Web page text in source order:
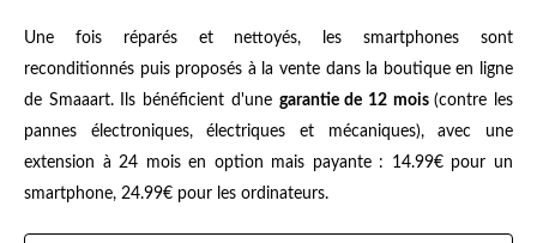
Une fois réparés et nettoyés, les smartphones sont
reconditionnés puis proposés à la vente dans la boutique en ligne
de Smaaart. Ils bénéficient d'une garantie de 12 mois(contre les
pannes électroniques, électriques et mécaniques), avec une
extension à 24 mois en option mais payante : 14.99€ pour un
smartphone, 24.99€ pour les ordinateurs.